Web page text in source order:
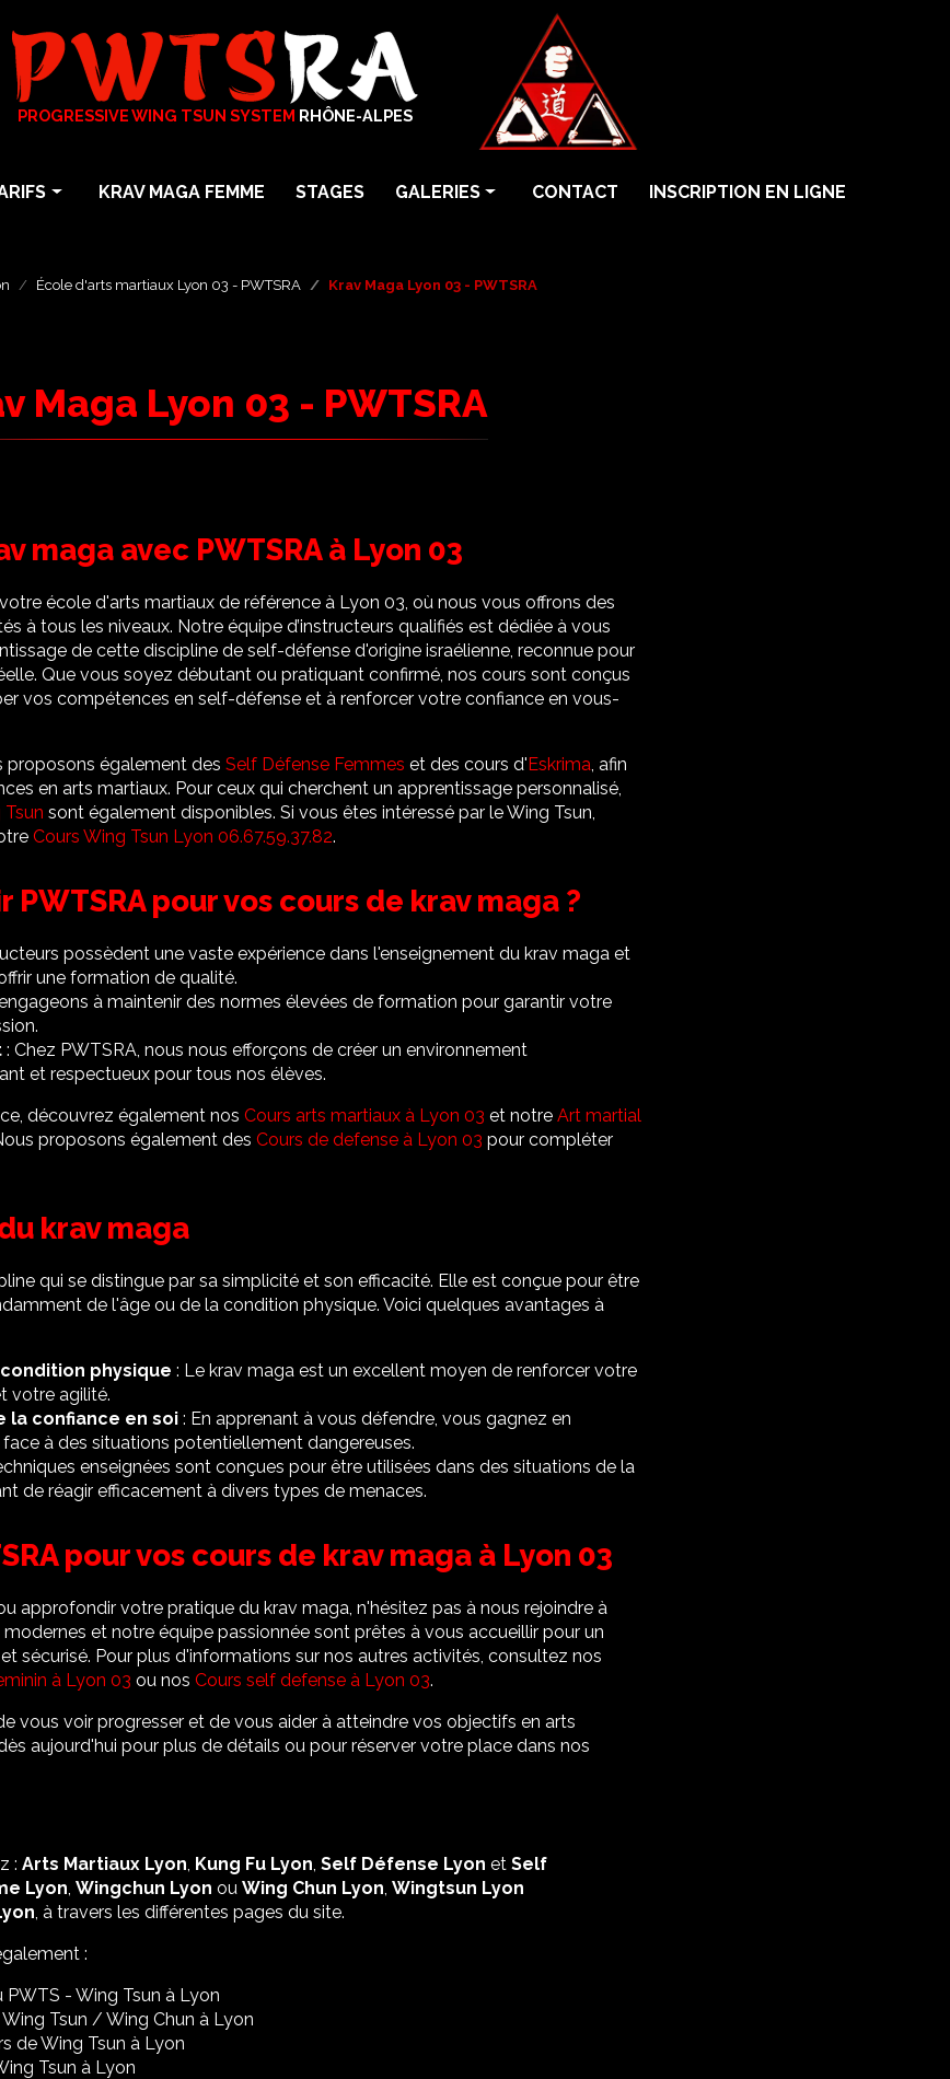
PROGRESSIVE WING TSUN SYSTEM RHÔNE-ALPES
Femme Self Défense
KRAV MAGA FEMME STAGES GALERIES
Vidéos
CONTACT INSCRIPTION EN LIGNE
École d'arts martiaux Lyon 03 - PWTSRA Krav Maga Lyon 03 - PWTSRA
Maga Lyon 03 - PWTSRA
maga avec PWTSRA à Lyon 03
école d'arts martiaux de référence à Lyon 03, où nous vous offrons des
à tous les niveaux. Notre équipe d’instructeurs qualifiés est dédiée à vous
de cette discipline de self-défense d'origine israélienne, reconnue pour
Que vous soyez débutant ou pratiquant confirmé, nos cours sont conçus
vos compétences en self-défense et à renforcer votre confiance en vous-
proposons également des Self Défense Femmes et des cours d'Eskrima, afin
en arts martiaux. Pour ceux qui cherchent un apprentissage personnalisé,
sont également disponibles. Si vous êtes intéressé par le Wing Tsun,
Cours Wing Tsun Lyon 06.67.59.37.82.
PWTSRA pour vos cours de krav maga ?
possèdent une vaste expérience dans l'enseignement du krav maga et
une formation de qualité.
à maintenir des normes élevées de formation pour garantir votre
: Chez PWTSRA, nous nous efforçons de créer un environnement
et respectueux pour tous nos élèves.
découvrez également nos Cours arts martiaux à Lyon 03 et notre Art martial
proposons également des Cours de defense à Lyon 03 pour compléter
krav maga
qui se distingue par sa simplicité et son efficacité. Elle est conçue pour être
de l'âge ou de la condition physique. Voici quelques avantages à
physique : Le krav maga est un excellent moyen de renforcer votre
votre agilité.
la confiance en soi : En apprenant à vous défendre, vous gagnez en
à des situations potentiellement dangereuses.
enseignées sont conçues pour être utilisées dans des situations de la
de réagir efficacement à divers types de menaces.
pour vos cours de krav maga à Lyon 03
approfondir votre pratique du krav maga, n'hésitez pas à nous rejoindre à
et notre équipe passionnée sont prêtes à vous accueillir pour un
sécurisé. Pour plus d'informations sur nos autres activités, consultez nos
à Lyon 03 ou nos Cours self defense à Lyon 03.
vous voir progresser et de vous aider à atteindre vos objectifs en arts
aujourd'hui pour plus de détails ou pour réserver votre place dans nos
: Arts Martiaux Lyon, Kung Fu Lyon, Self Défense Lyon et Self
Lyon, Wingchun Lyon ou Wing Chun Lyon, Wingtsun Lyon
, à travers les différentes pages du site.
:
PWTS - Wing Tsun à Lyon
Wing Tsun / Wing Chun à Lyon
de Wing Tsun à Lyon
Tsun à Lyon